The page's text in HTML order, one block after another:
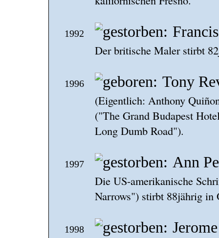
1992
Der britische Maler stirbt
1996 Tony
(Eigentlich: Anthony
("The Grand Budapest
Long Dumb Road").
1997 Ann
Die US-amerikanische
Narrows") stirbt 88jährig in
1998